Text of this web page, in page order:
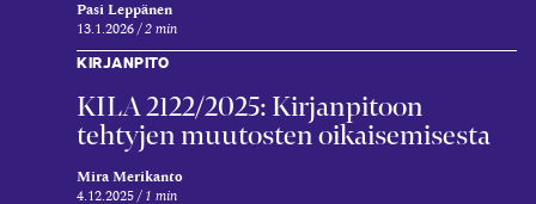
Pasi Leppänen
13.1.2026 2 min
KIRJANPITO
KILA 2122/2025: Kirjanpitoon
tehtyjen muutosten oikaisemisesta
Mira Merikanto
4.12.2025 1 min